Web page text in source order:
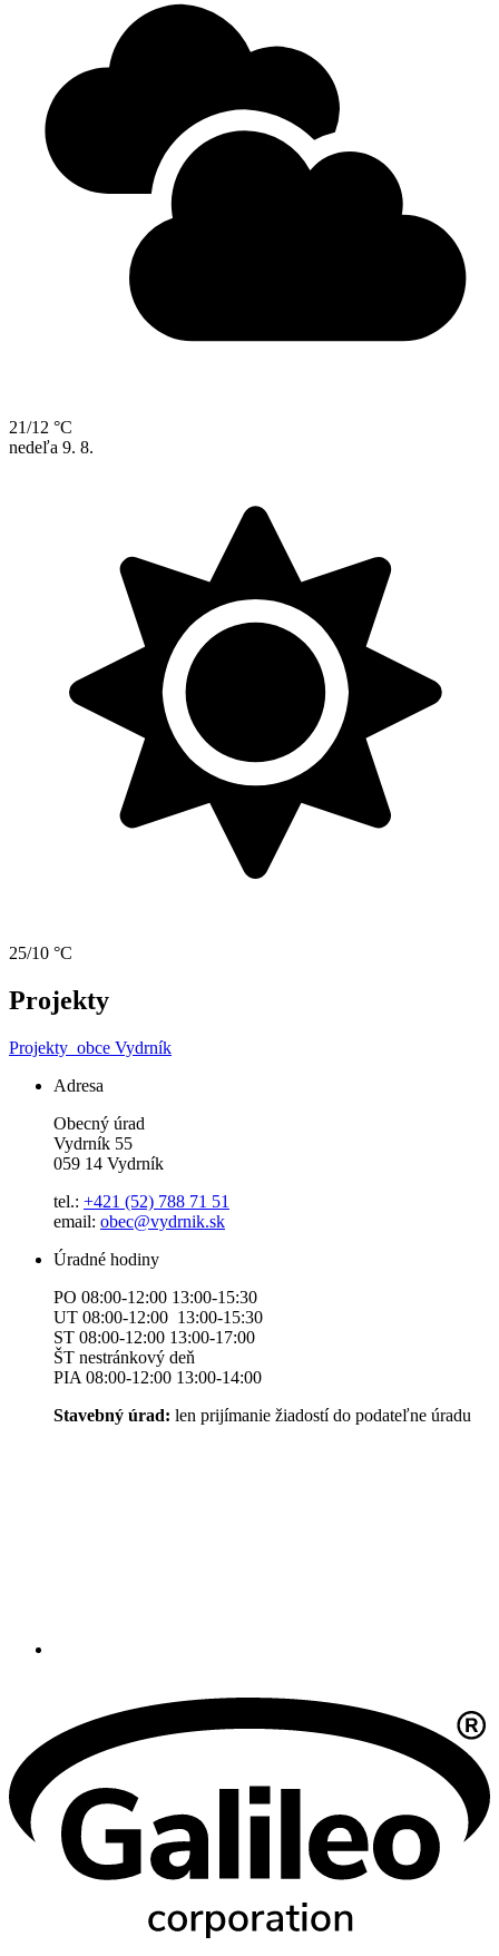
21/12 °C
nedeľa 9. 8.
25/10 °C
Projekty
Projekty obce Vydrník
Adresa
Obecný úrad
Vydrník 55
059 14 Vydrník
tel.: +421 (52) 788 71 51
email: obec@vydrnik.sk
Úradné hodiny
PO 08:00-12:00 13:00-15:30
UT 08:00-12:00 13:00-15:30
ST 08:00-12:00 13:00-17:00
ŠT nestránkový deň
PIA 08:00-12:00 13:00-14:00
Stavebný úrad: len prijímanie žiadostí do podateľne úradu